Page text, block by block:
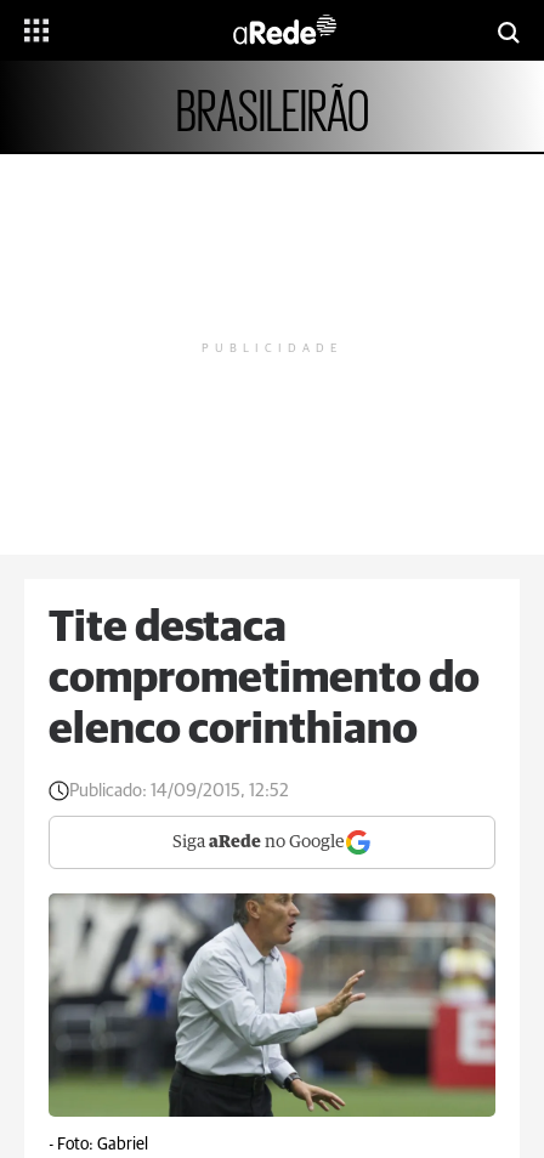
BRASILEIRÃO
PUBLICIDADE
Tite destaca
comprometimento do
elenco corinthiano
Publicado: 14/09/2015, 12:52
Siga aRede no Google
- Foto: Gabriel